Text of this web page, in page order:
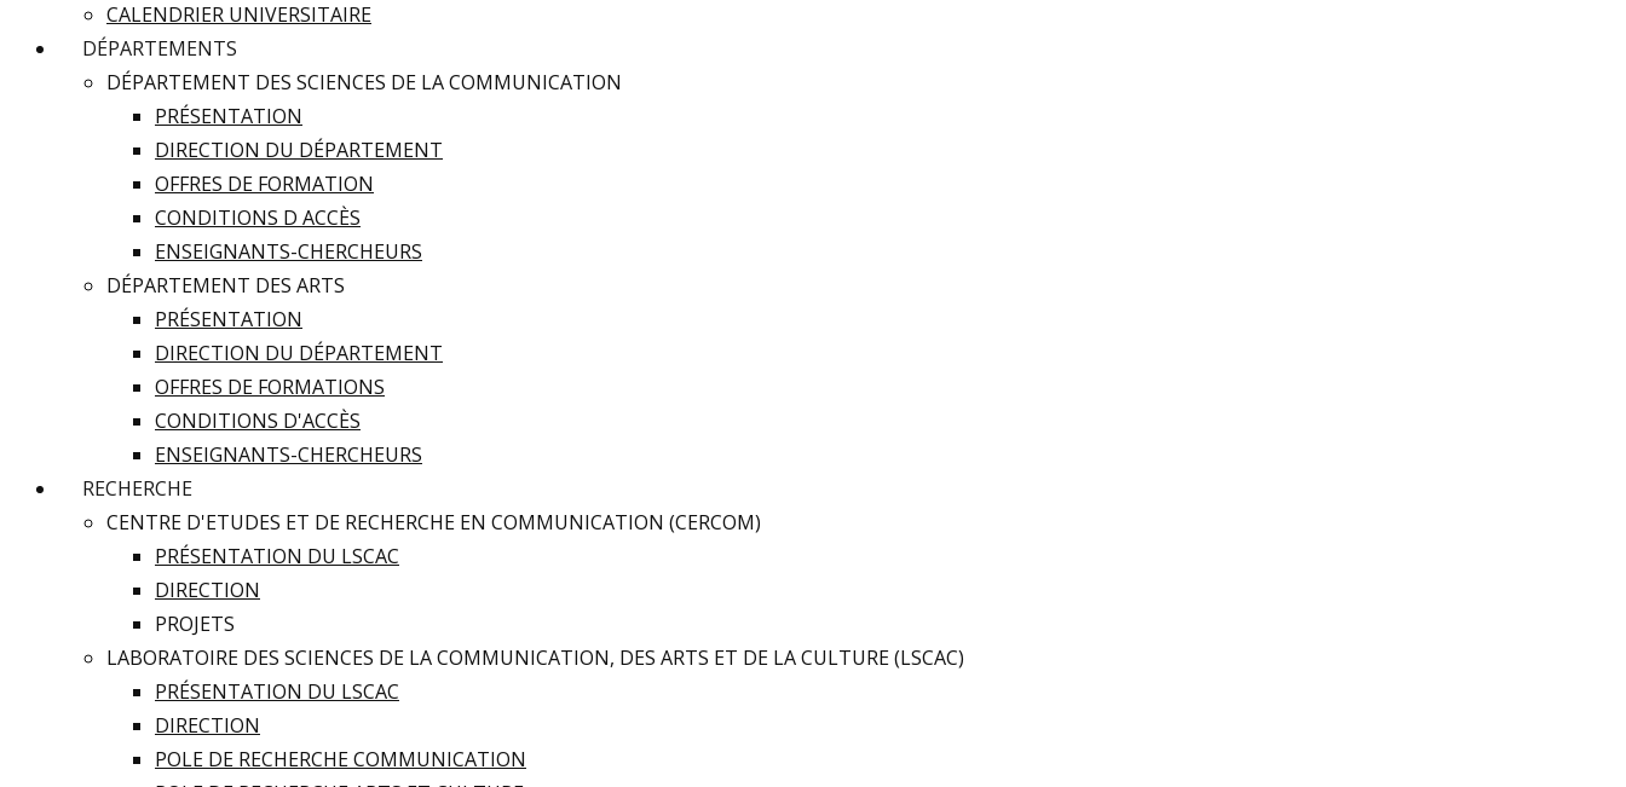
CALENDRIER UNIVERSITAIRE
DÉPARTEMENTS
DÉPARTEMENT DES SCIENCES DE LA COMMUNICATION
PRÉSENTATION
DIRECTION DU DÉPARTEMENT
OFFRES DE FORMATION
CONDITIONS D ACCÈS
ENSEIGNANTS-CHERCHEURS
DÉPARTEMENT DES ARTS
PRÉSENTATION
DIRECTION DU DÉPARTEMENT
OFFRES DE FORMATIONS
CONDITIONS D'ACCÈS
ENSEIGNANTS-CHERCHEURS
RECHERCHE
CENTRE D'ETUDES ET DE RECHERCHE EN COMMUNICATION (CERCOM)
PRÉSENTATION DU LSCAC
DIRECTION
PROJETS
LABORATOIRE DES SCIENCES DE LA COMMUNICATION, DES ARTS ET DE LA CULTURE (LSCAC)
PRÉSENTATION DU LSCAC
DIRECTION
POLE DE RECHERCHE COMMUNICATION